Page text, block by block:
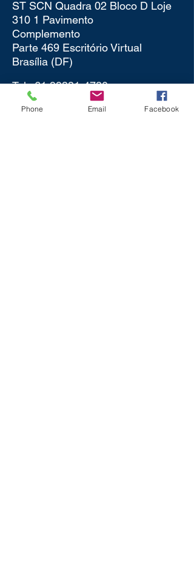
ST SCN Quadra 02 Bloco D Loje
310 1 Pavimento
Complemento
Parte 469 Escritório Virtual
Brasília (DF)
Tel:61 99331‑4780‬
Phone Email Facebook